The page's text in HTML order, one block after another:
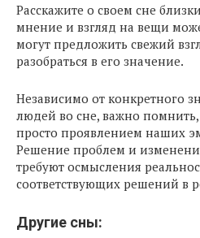
Расскажите о своем сне
мнение и взгляд на вещи
могут предложить свежий
разобраться в его значение.
Независимо от конкретного
людей во сне, важно
просто проявлением наших
Решение проблем и
требуют осмысления
соответствующих решений в
Другие сны: